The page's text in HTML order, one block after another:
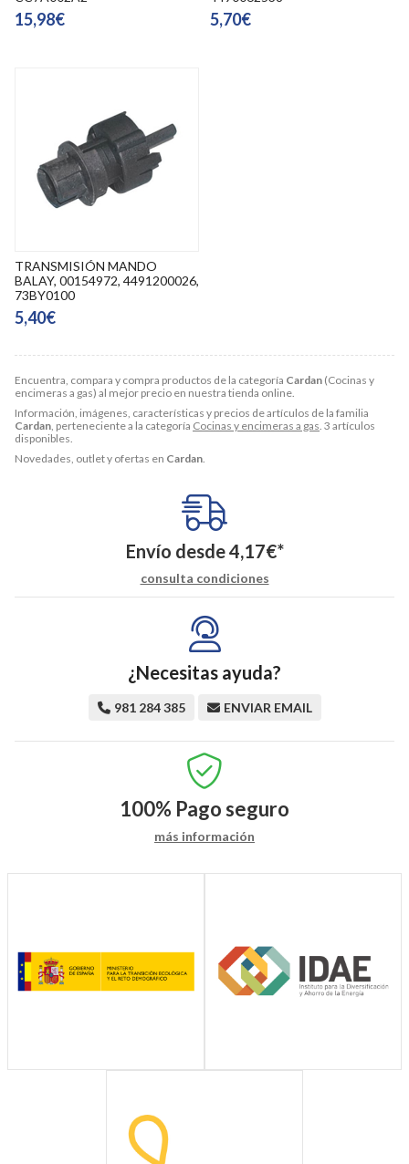
Encuentra, compara y compra productos de la categoría Cardan (Cocinas y
encimeras a gas) al mejor precio en nuestra tienda online.
Información, imágenes, características y precios de artículos de la familia
Cardan, perteneciente a la categoría Cocinas y encimeras a gas. 3 artículos
disponibles.
Novedades, outlet y ofertas en Cardan.
15,98€ 5,70€
TRANSMISIÓN MANDO
BALAY, 00154972, 4491200026,
73BY0100
5,40€
Envío desde4,17€*
consulta condiciones
¿Necesitas ayuda?
981 284 385 ENVIAR EMAIL
100% Pago seguro
más información